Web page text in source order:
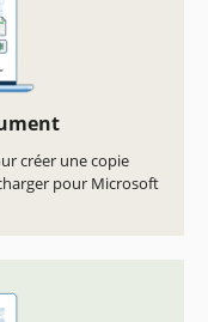
créer une copie
pour Microsoft